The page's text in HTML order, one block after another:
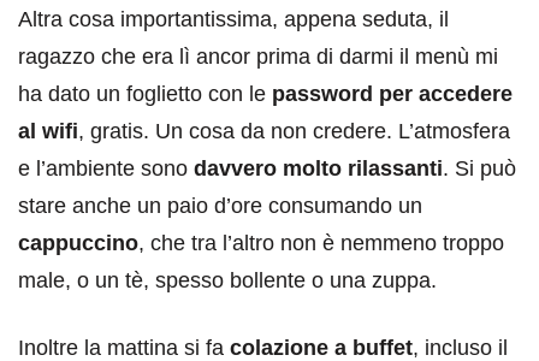
Altra cosa importantissima, appena seduta, il
ragazzo che era lì ancor prima di darmi il menù mi
ha dato un foglietto con le password per accedere
al wifi, gratis. Un cosa da non credere. L’atmosfera
e l’ambiente sono davvero molto rilassanti. Si può
stare anche un paio d’ore consumando un
cappuccino, che tra l’altro non è nemmeno troppo
male, o un tè, spesso bollente o una zuppa.
Inoltre la mattina si fa colazione a buffet, incluso il